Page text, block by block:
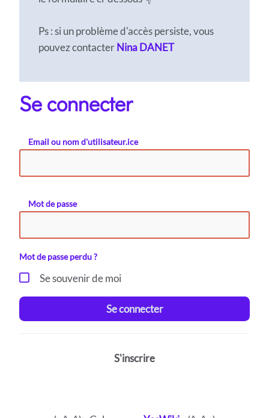
Ps : si un problème d'accès persiste, vous
pouvez contacterNina DANET
Se connecter
Email ou nom d'utilisateur.ice
Mot de passe
Mot de passe perdu ?
Se souvenir de moi
Se connecter
S'inscrire